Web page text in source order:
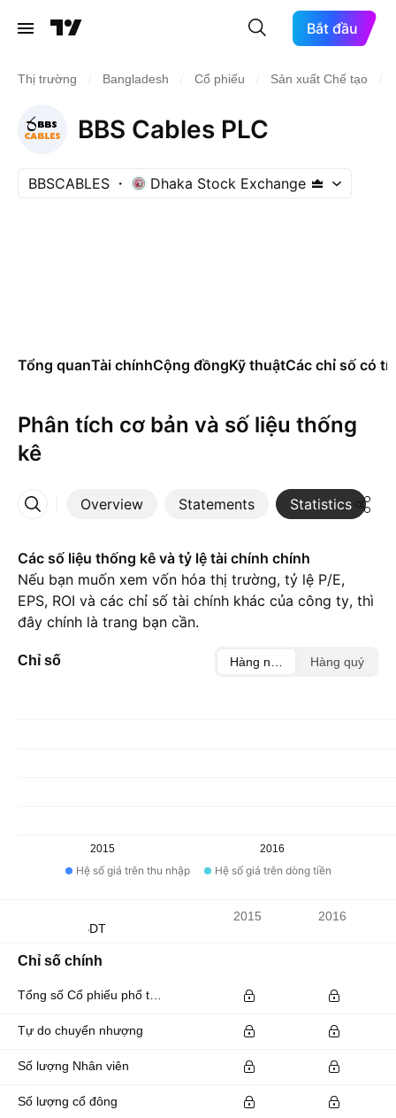
Bắt đầu
Thị trường Bangladesh Cổ phiếu Sản xuất Chế tạo
BBS Cables PLC
BBSCABLES Dhaka Stock Exchange
Tổng quanTài chínhCộng đồngKỹ thuậtCác chỉ số có
Phân tích cơ bản và số liệu thống
kê
Overview Statements Statistics
More
Các số liệu thống kê và tỷ lệ tài chính chính
Nếu bạn muốn xem vốn hóa thị trường, tỷ lệ P/E,
EPS, ROI và các chỉ số tài chính khác của công ty, thì
đây chính là trang bạn cần.
Chỉ số Hàng năm Hàng quý
2015 2016
Hệ số giá trên thu nhập Hệ số giá trên dòng tiền
Đơn vị tiền tệ: BDT
2015 2016
Chỉ số chính
Tự do chuyển nhượng
Số lượng Nhân viên
Số lượng cổ đông